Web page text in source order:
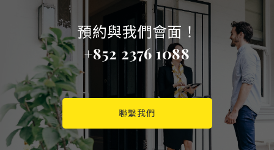
預約與我們會面！
+852 2376 1088
聯繫我們